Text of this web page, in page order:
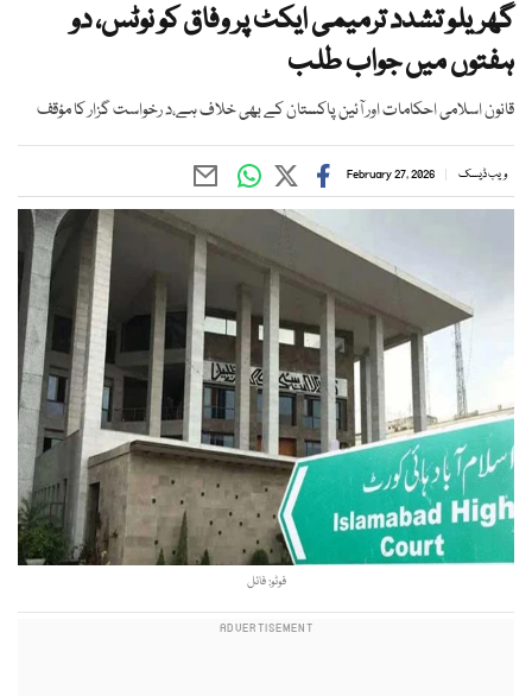
گھریلو تشدد ترمیمی ایکٹ پر وفاق کو نوٹس، دو
ہفتوں میں جواب طلب
قانون اسلامی احکامات اور آئین پاکستان کے بھی خلاف ہے،د رخواست گزار کا مؤقف
ویب ڈیسک February 27, 2026
فوٹو: فائل